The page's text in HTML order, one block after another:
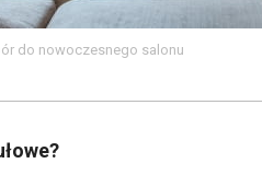
do nowoczesnego salonu